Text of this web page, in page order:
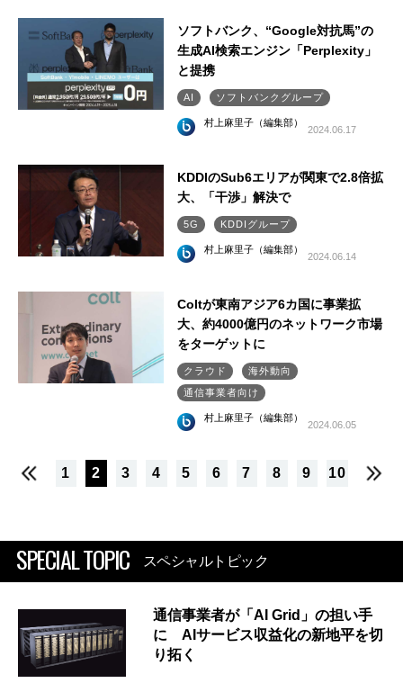
ソフトバンク、“Google対抗馬”の
生成AI検索エンジン「Perplexity」
と提携
AI ソフトバンクグループ
村上麻里子（編集部）
2024.06.17
KDDIのSub6エリアが関東で2.8倍拡
大、「干渉」解決で
5G KDDIグループ
村上麻里子（編集部）
2024.06.14
Coltが東南アジア6カ国に事業拡
大、約4000億円のネットワーク市場
をターゲットに
クラウド
海外動向
通信事業者向け
村上麻里子（編集部）
2024.06.05
1 2 3 4 5 6 7 8 9 10
SPECIAL TOPIC スペシャルトピック
通信事業者が「AI Grid」の担い手
に AIサービス収益化の新地平を切
り拓く